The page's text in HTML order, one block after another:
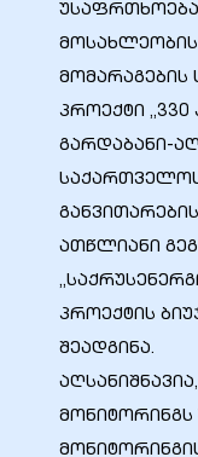
მომარაგების
პროექტი
გარდაბანი-
განვითარების
ათწლიანი
პროექტის
შეადგინა.
მონიტორინგს